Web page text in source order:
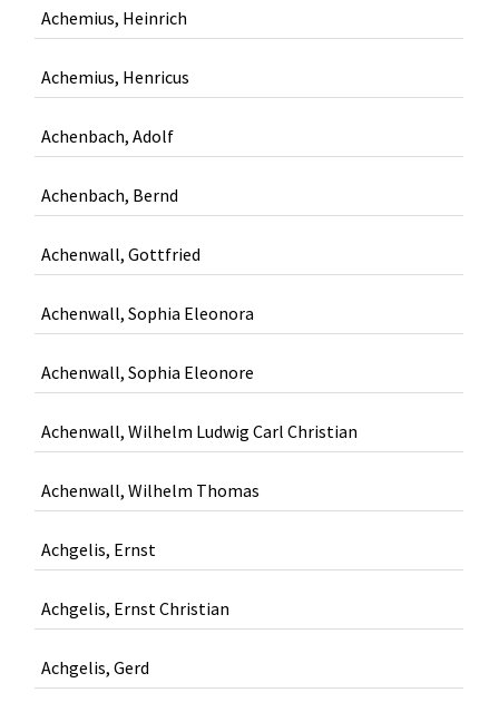
Achemius, Heinrich
Achemius, Henricus
Achenbach, Adolf
Achenbach, Bernd
Achenwall, Gottfried
Achenwall, Sophia Eleonora
Achenwall, Sophia Eleonore
Achenwall, Wilhelm Ludwig Carl Christian
Achenwall, Wilhelm Thomas
Achgelis, Ernst
Achgelis, Ernst Christian
Achgelis, Gerd